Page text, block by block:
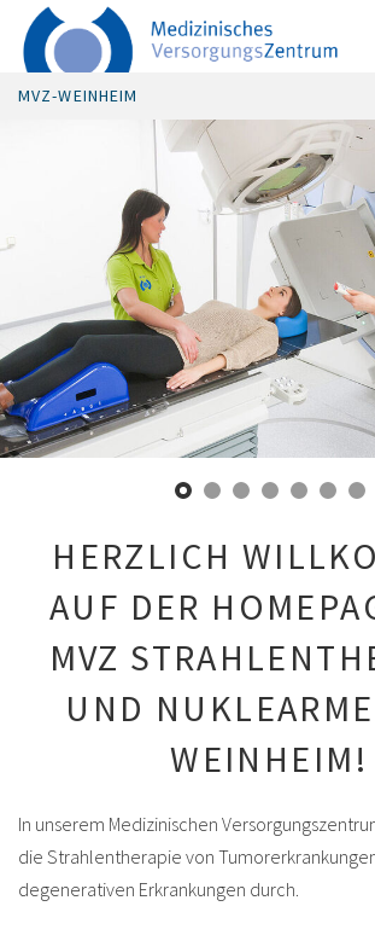
MVZ-WEINHEIM
HERZLICH
AUF DER
MVZ
UND
WEINHEIM!
In unserem Medizinischen
die Strahlentherapie von
degenerativen Erkrankungen durch.